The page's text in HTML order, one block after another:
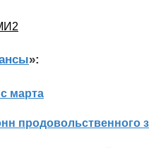
»:
марта
продовольственного